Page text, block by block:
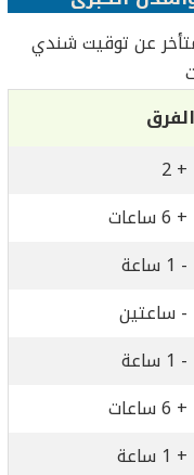
متأخر عن توقيت شندي
الفرق
+ 2
+ 6 ساعات
- 1 ساعة
- ساعتين
- 1 ساعة
+ 6 ساعات
+ 1 ساعة